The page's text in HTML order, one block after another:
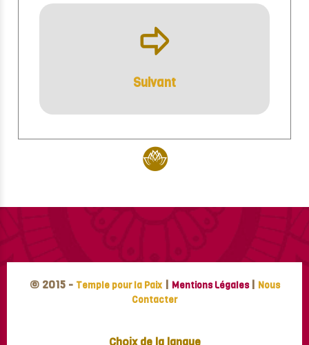
ÿ
Suivant
© 2015 - Temple pour la Paix | Mentions Légales | Nous
Contacter
Choix de la langue